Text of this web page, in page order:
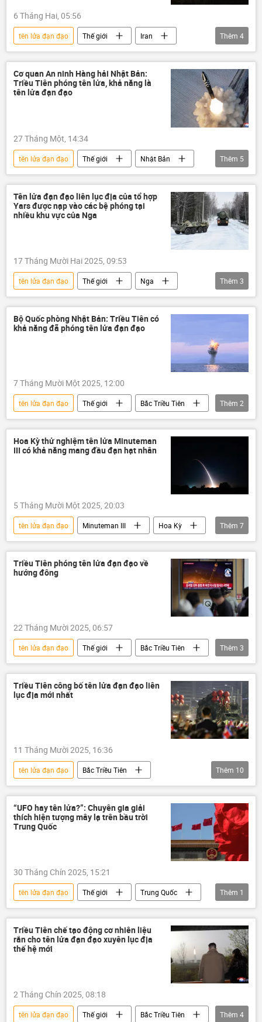
6 Tháng Hai, 05:56
tên lửa đạn đạo Thế giới
Iran
Quân sự
Hoa Kỳ
Donald Trump
Vấn đề hạt nhân
Thêm 4
Cơ quan An ninh Hàng hải Nhật Bản:
Triều Tiên phóng tên lửa, khả năng là
tên lửa đạn đạo
27 Tháng Một, 14:34
tên lửa đạn đạo Thế giới
Nhật Bản
Bắc Triều Tiên
phóng tên lửa đạn đạo
Bộ Quốc phòng Nhật Bản
Chính trị
Quân sự
Thêm 5
Tên lửa đạn đạo liên lục địa của tổ hợp
Yars được nạp vào các bệ phóng tại
nhiều khu vực của Nga
17 Tháng Mười Hai 2025, 09:53
tên lửa đạn đạo Thế giới
Nga
Quân sự
tổ hợp Yars
Bộ Quốc phòng Nga
Thêm 3
Bộ Quốc phòng Nhật Bản: Triều Tiên có
khả năng đã phóng tên lửa đạn đạo
7 Tháng Mười Một 2025, 12:00
tên lửa đạn đạo Thế giới
Bắc Triều Tiên
Nhật Bản
Quân sự
Thêm 2
Hoa Kỳ thử nghiệm tên lửa Minuteman
III có khả năng mang đầu đạn hạt nhân
5 Tháng Mười Một 2025, 20:03
tên lửa đạn đạo Minuteman III
Hoa Kỳ
thông tin
tên lửa
vũ khí hạt nhân
Thế giới
Donald Trump
California
phương Tây
Thêm 7
Triều Tiên phóng tên lửa đạn đạo về
hướng đông
22 Tháng Mười 2025, 06:57
tên lửa đạn đạo Thế giới
Bắc Triều Tiên
tên lửa
biển Nhật Bản Quân sự
Thêm 3
Triều Tiên công bố tên lửa đạn đạo liên
lục địa mới nhất
11 Tháng Mười 2025, 16:36
tên lửa đạn đạo
Bắc Triều Tiên
Kim Jong-un
Thế giới
Quân sự
duyệt binh
tên lửa
thông tin
Bình Nhưỡng
quân đội
công nghiệp quốc phòng
Thêm 10
“UFO hay tên lửa?”: Chuyên gia giải
thích hiện tượng mây lạ trên bầu trời
Trung Quốc
30 Tháng Chín 2025, 15:21
tên lửa đạn đạo Thế giới
Trung Quốc
Bắc Kinh
Thêm 1
Triều Tiên chế tạo động cơ nhiên liệu
rắn cho tên lửa đạn đạo xuyên lục địa
thế hệ mới
2 Tháng Chín 2025, 08:18
tên lửa đạn đạo Thế giới
Bắc Triều Tiên
Thêm 4